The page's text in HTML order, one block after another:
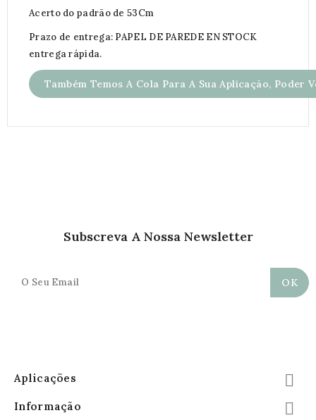
Acerto do padrão de 53Cm
Prazo de entrega: PAPEL DE PAREDE EN STOCK
entrega rápida.
Também Temos A Cola Para A Sua Aplicação, Poder
Subscreva A Nossa Newsletter
Aplicações 
Informação 